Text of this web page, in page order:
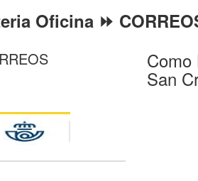
Oficina ⏩
Como
San